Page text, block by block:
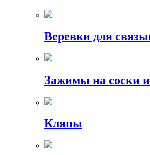
Веревки для
Зажимы на соски
Кляпы